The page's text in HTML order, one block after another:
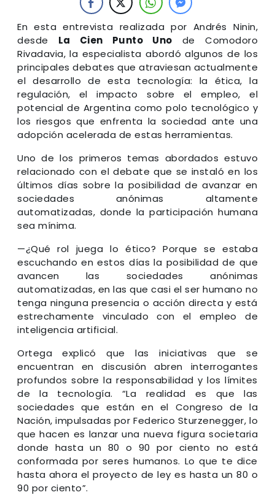
En esta entrevista realizada por Andrés Ninin,
desde La Cien Punto Uno de Comodoro
Rivadavia, la especialista abordó algunos de los
principales debates que atraviesan actualmente
el desarrollo de esta tecnología: la ética, la
regulación, el impacto sobre el empleo, el
potencial de Argentina como polo tecnológico y
los riesgos que enfrenta la sociedad ante una
adopción acelerada de estas herramientas.
Uno de los primeros temas abordados estuvo
relacionado con el debate que se instaló en los
últimos días sobre la posibilidad de avanzar en
sociedades anónimas altamente
automatizadas, donde la participación humana
sea mínima.
—¿Qué rol juega lo ético? Porque se estaba
escuchando en estos días la posibilidad de que
avancen las sociedades anónimas
automatizadas, en las que casi el ser humano no
tenga ninguna presencia o acción directa y está
estrechamente vinculado con el empleo de
inteligencia artificial.
Ortega explicó que las iniciativas que se
encuentran en discusión abren interrogantes
profundos sobre la responsabilidad y los límites
de la tecnología. “La realidad es que las
sociedades que están en el Congreso de la
Nación, impulsadas por Federico Sturzenegger, lo
que hacen es lanzar una nueva figura societaria
donde hasta un 80 o 90 por ciento no está
conformada por seres humanos. Lo que te dice
hasta ahora el proyecto de ley es hasta un 80 o
90 por ciento”.